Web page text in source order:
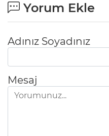
Yorum Ekle
Adınız Soyadınız
Mesaj